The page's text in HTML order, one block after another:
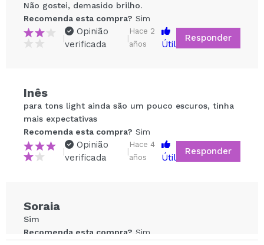
Compartilhar um vídeo ou uma foto
Seu vídeo pode ser o primeiro. Imagine isso...
Recomenda esta compra? Sim Não
Não gostei, demasido brilho.
Recomenda esta compra? Sim
|
Opinião
verificada
|
Hace 2
años
Útil
Responder
Inês
para tons light ainda são um pouco escuros, tinha
mais expectativas
Recomenda esta compra? Sim
|
Opinião
verificada
|
Hace 4
años
Útil
Responder
Soraia
Sim
Recomenda esta compra? Sim